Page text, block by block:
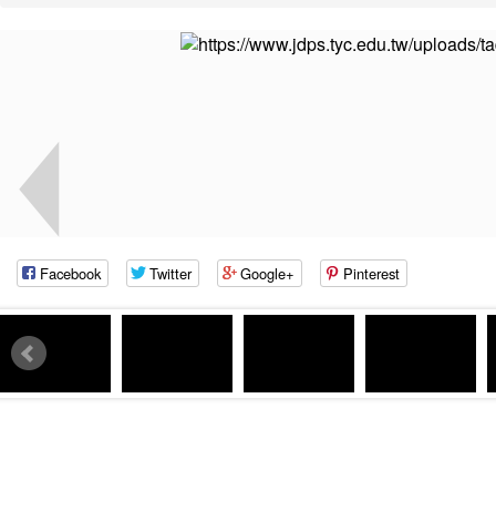
Facebook Twitter Google+ Pinterest